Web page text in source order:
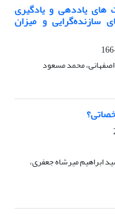
های یاددهی و یادگیری
سازنده‌گرایی و میزان
محمد مسعود
ابراهیم میرشاه جعفری،